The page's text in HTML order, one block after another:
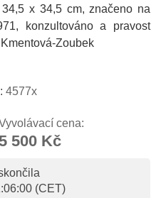
x 34,5 cm, značeno na
konzultováno a pravost
Zoubek
4577x
cena:
500 Kč
(CET)